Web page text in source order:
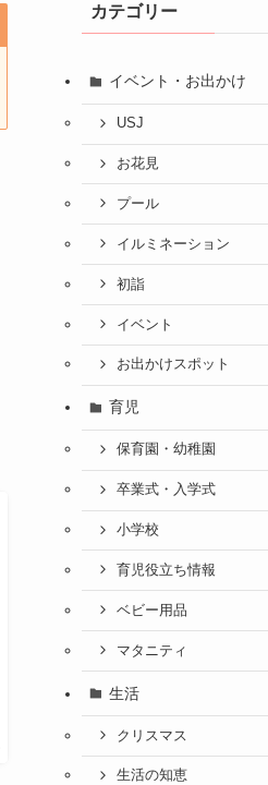
カテゴリー
イベント・お出かけ
USJ
お花見
プール
イルミネーション
初詣
イベント
お出かけスポット
育児
保育園・幼稚園
卒業式・入学式
小学校
育児役立ち情報
ベビー用品
マタニティ
生活
クリスマス
生活の知恵